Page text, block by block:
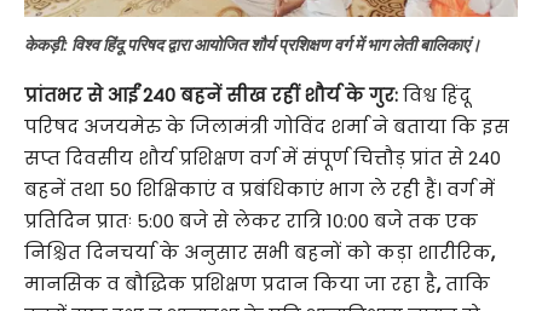
केकड़ी: विश्व हिंदू परिषद द्वारा आयोजित शौर्य प्रशिक्षण वर्ग में भाग लेती बालिकाएं।
प्रांतभर से आईं 240 बहनें सीख रहीं शौर्य के गुर:विश्व हिंदू
परिषद अजयमेरु के जिलामंत्री गोविंद शर्मा ने बताया कि इस
सप्त दिवसीय शौर्य प्रशिक्षण वर्ग में संपूर्ण चित्तौड़ प्रांत से 240
बहनें तथा 50 शिक्षिकाएं व प्रबंधिकाएं भाग ले रही हैं। वर्ग में
प्रतिदिन प्रातः 5:00 बजे से लेकर रात्रि 10:00 बजे तक एक
निश्चित दिनचर्या के अनुसार सभी बहनों को कड़ा शारीरिक,
मानसिक व बौद्धिक प्रशिक्षण प्रदान किया जा रहा है,ताकि